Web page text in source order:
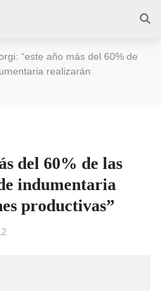
“este año más del 60% de
realizarán
del 60% de las
indumentaria
productivas”